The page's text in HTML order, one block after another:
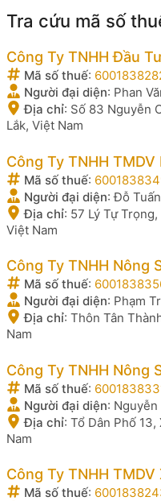
Tra cứu mã số
Công Ty TNHH Đầu
Mã số thuế:
Người đại diện: Phan
Địa chỉ: Số 83 Nguyễn
Lắk, Việt Nam
Công Ty TNHH TMDV
Mã số thuế:
Người đại diện:Đỗ
Địa chỉ: 57 Lý Tự
Việt Nam
Công Ty TNHH Nông
Mã số thuế:
Người đại diện: Phạm
Địa chỉ: Thôn Tân
Nam
Công Ty TNHH Nông
Mã số thuế:
Người đại diện:
Địa chỉ: Tổ Dân Phố
Nam
Công Ty TNHH TMDV
Mã số thuế: